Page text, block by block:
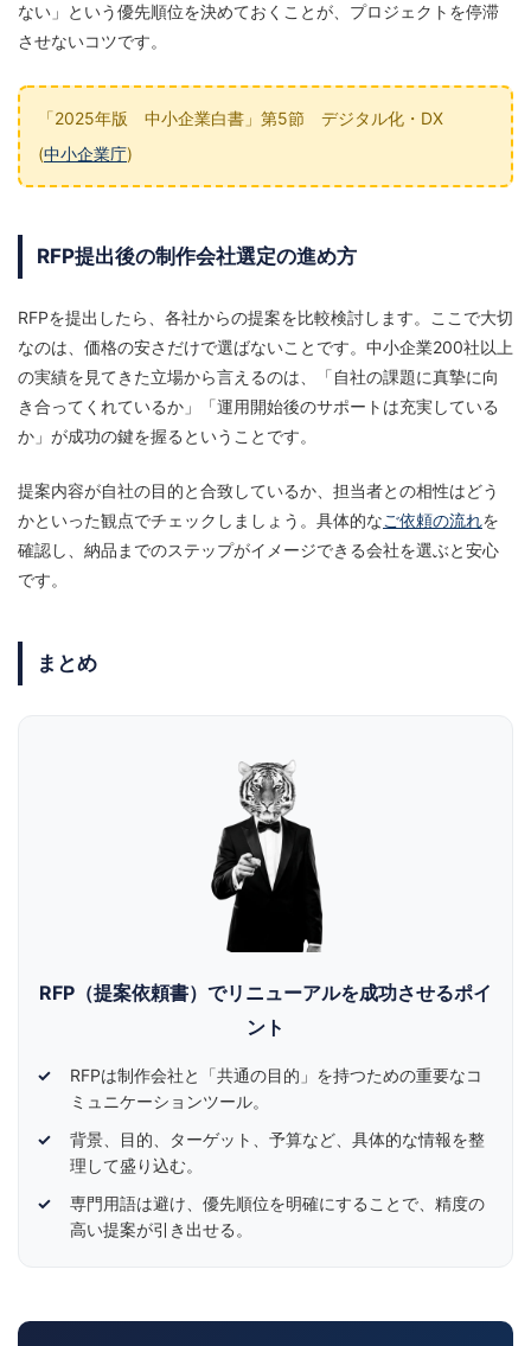
ない」という優先順位を決めておくことが、プロジェクトを停滞
させないコツです。
「2025年版 中小企業白書」第5節 デジタル化・DX
(中小企業庁)
RFP提出後の制作会社選定の進め方
RFPを提出したら、各社からの提案を比較検討します。ここで大切
なのは、価格の安さだけで選ばないことです。中小企業200社以上
の実績を見てきた立場から言えるのは、「自社の課題に真摯に向
き合ってくれているか」「運用開始後のサポートは充実している
か」が成功の鍵を握るということです。
提案内容が自社の目的と合致しているか、担当者との相性はどう
かといった観点でチェックしましょう。具体的なご依頼の流れを
確認し、納品までのステップがイメージできる会社を選ぶと安心
です。
まとめ
RFP（提案依頼書）でリニューアルを成功させるポイ
ント
RFPは制作会社と「共通の目的」を持つための重要なコ
ミュニケーションツール。
背景、目的、ターゲット、予算など、具体的な情報を整
理して盛り込む。
専門用語は避け、優先順位を明確にすることで、精度の
高い提案が引き出せる。